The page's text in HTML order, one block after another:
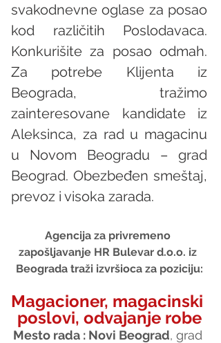
svakodnevne oglase za posao
kod različitih Poslodavaca.
Konkurišite za posao odmah.
Za potrebe Klijenta iz
Beograda, tražimo
zainteresovane kandidate iz
Aleksinca, za rad u magacinu
u Novom Beogradu – grad
Beograd. Obezbeđen smeštaj,
prevoz i visoka zarada.
Agencija za privremeno
zapošljavanje HR Bulevar d.o.o. iz
Beograda traži izvršioca za poziciju:
Magacioner, magacinski
poslovi, odvajanje robe
Mesto rada : Novi Beograd, grad